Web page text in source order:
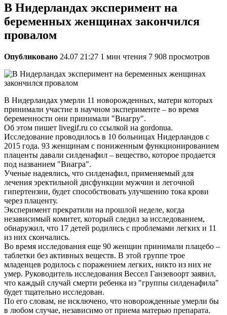
В Нидерландах эксперимент на
беременных женщинах закончился
провалом
Опубликовано 24.07 21:27 1 мин чтения 7 908 просмотров
В Нидерландах умерли 11 новорожденных, матери которых
принимали участие в научном эксперименте – во время
беременности они принимали "Виагру".
Об этом пишет livegif.ru со ссылкой на gordonua.
Исследование проводилось в 10 больницах Нидерландов c
2015 года. 93 женщинам с пониженным функционированием
плаценты давали силденафил – вещество, которое продается
под названием "Виагра".
Ученые надеялись, что силденафил, применяемый для
лечения эректильной дисфункции мужчин и легочной
гипертензии, будет способствовать улучшению тока крови
через плаценту.
Эксперимент прекратили на прошлой неделе, когда
независимый комитет, который следил за исследованием,
обнаружил, что 17 детей родились с проблемами легких и 11
из них скончались.
Во время исследования еще 90 женщин принимали плацебо –
таблетки без активных веществ. В этой группе трое
младенцев родилось с поражением легких, никто из них не
умер. Руководитель исследования Вессел Ганзевоорт заявил,
что каждый случай смерти ребенка из "группы силденафила"
будет тщательно исследован.
По его словам, не исключено, что новорожденные умерли бы
в любом случае, независимо от приема матерью препарата.